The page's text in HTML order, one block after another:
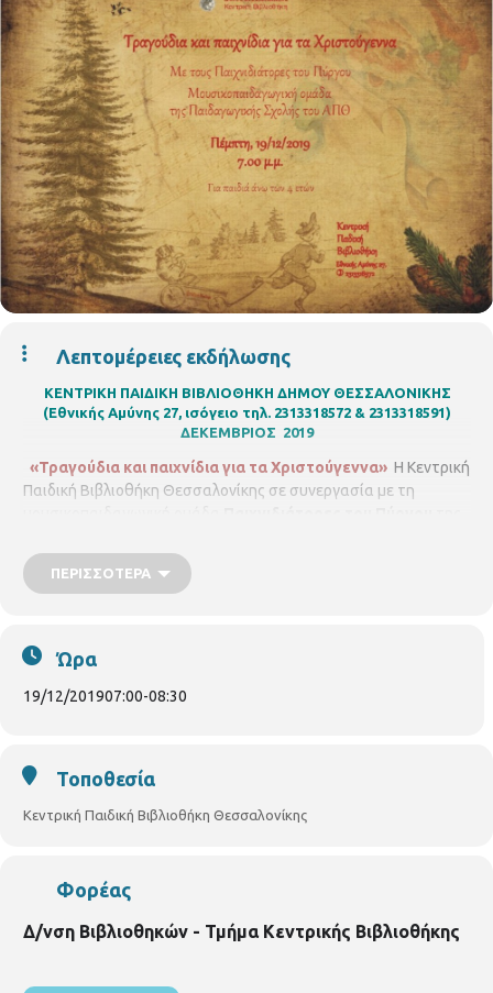
Λεπτομέρειες εκδήλωσης
ΚΕΝΤΡΙΚΗ ΠΑΙΔΙΚΗ ΒΙΒΛΙΟΘΗΚΗ ΔΗΜΟΥ ΘΕΣΣΑΛΟΝΙΚΗΣ
(Εθνικής Αμύνης 27, ισόγειο τηλ. 2313318572 & 2313318591)
ΔΕΚΕΜΒΡΙΟΣ 2019
«Τραγούδια και παιχνίδια για τα Χριστούγεννα» Η Κεντρική
Παιδική Βιβλιοθήκη Θεσσαλονίκης σε συνεργασία με τη
παράσταση με
χριστουγεννιάτικα τραγούδια
παιχνίδια. Για παιδιά από 3 χρονών και άνω.
ΠΕΡΙΣΣΌΤΕΡΑ
Ώρα
19/12/201907:00-08:30
Τοποθεσία
Κεντρική Παιδική Βιβλιοθήκη Θεσσαλονίκης
Φορέας
Δ/νση Βιβλιοθηκών - Τμήμα Κεντρικής Βιβλιοθήκης